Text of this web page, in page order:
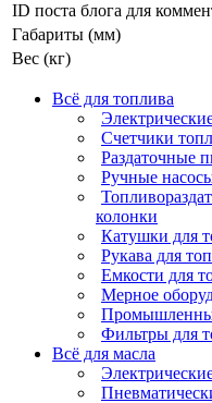
ID поста блога для
Габариты (мм)
Вес (кг)
Всё для топлива
Счетчики
Раздаточные
Ручные
колонки
Катушки для
Рукава для
Емкости для
Мерное
Фильтры для
Всё для масла